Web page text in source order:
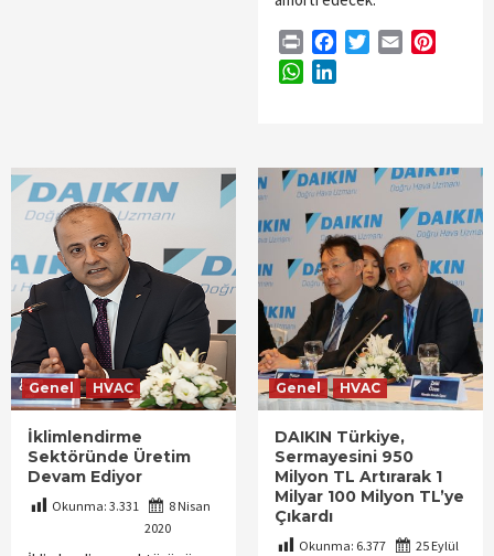
Print FacebookTwitterEmail
WhatsApp
Genel HVAC
İklimlendirme
Sektöründe Üretim
Devam Ediyor
Okunma: 3.331
8 Nisan
2020
Genel HVAC
DAIKIN Türkiye,
Sermayesini 950
Milyon TL Artırarak 1
Milyar 100 Milyon TL’ye
Çıkardı
Okunma: 6.377 25 Eylül